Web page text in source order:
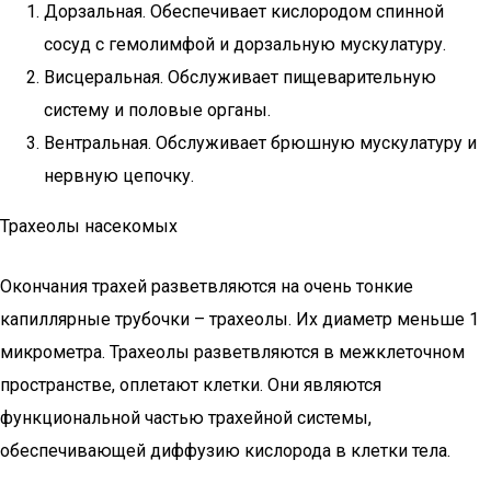
Дорзальная. Обеспечивает кислородом спинной
сосуд с гемолимфой и дорзальную мускулатуру.
Висцеральная. Обслуживает пищеварительную
систему и половые органы.
Вентральная. Обслуживает брюшную мускулатуру и
нервную цепочку.
Трахеолы насекомых
Окончания трахей разветвляются на очень тонкие
капиллярные трубочки – трахеолы. Их диаметр меньше 1
микрометра. Трахеолы разветвляются в межклеточном
пространстве, оплетают клетки. Они являются
функциональной частью трахейной системы,
обеспечивающей диффузию кислорода в клетки тела.